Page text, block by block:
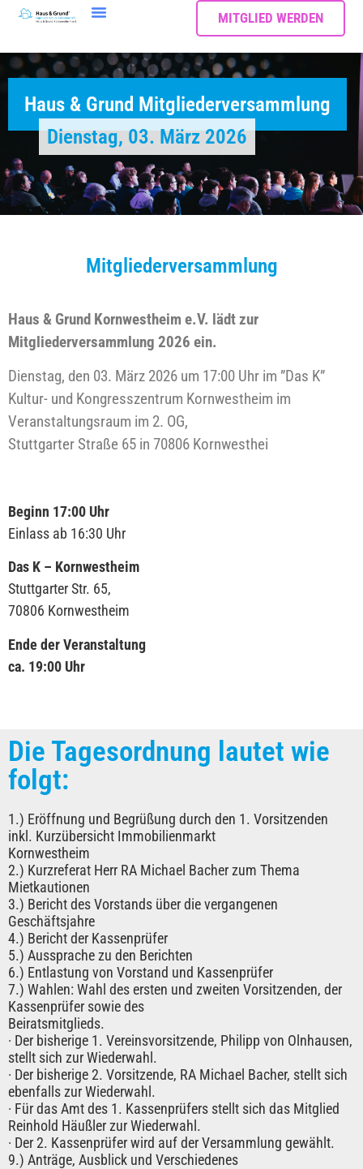
MITGLIED WERDEN
Haus & Grund Mitgliederversammlung
Dienstag, 03. März 2026
Mitgliederversammlung
Haus & Grund Kornwestheim e.V. lädt zur
Mitgliederversammlung 2026 ein.
Dienstag, den 03. März 2026 um 17:00 Uhr im ”Das K”
Kultur- und Kongresszentrum Kornwestheim im
Veranstaltungsraum im 2. OG,
Stuttgarter Straße 65 in 70806 Kornwesthei
Beginn 17:00 Uhr
Einlass ab 16:30 Uhr
Das K – Kornwestheim
Stuttgarter Str. 65,
70806 Kornwestheim
Ende der Veranstaltung
ca. 19:00 Uhr
Die Tagesordnung lautet wie
folgt:
1.) Eröffnung und Begrüßung durch den 1. Vorsitzenden
inkl. Kurzübersicht Immobilienmarkt
Kornwestheim
2.) Kurzreferat Herr RA Michael Bacher zum Thema
Mietkautionen
3.) Bericht des Vorstands über die vergangenen
Geschäftsjahre
4.) Bericht der Kassenprüfer
5.) Aussprache zu den Berichten
6.) Entlastung von Vorstand und Kassenprüfer
7.) Wahlen: Wahl des ersten und zweiten Vorsitzenden, der
Kassenprüfer sowie des
Beiratsmitglieds.
· Der bisherige 1. Vereinsvorsitzende, Philipp von Olnhausen,
stellt sich zur Wiederwahl.
· Der bisherige 2. Vorsitzende, RA Michael Bacher, stellt sich
ebenfalls zur Wiederwahl.
· Für das Amt des 1. Kassenprüfers stellt sich das Mitglied
Reinhold Häußler zur Wiederwahl.
· Der 2. Kassenprüfer wird auf der Versammlung gewählt.
9.) Anträge, Ausblick und Verschiedenes